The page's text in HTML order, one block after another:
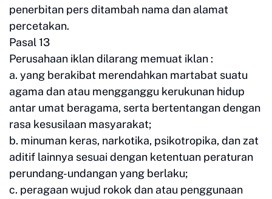
penerbitan pers ditambah nama dan alamat
percetakan.
Pasal 13
Perusahaan iklan dilarang memuat iklan :
a. yang berakibat merendahkan martabat suatu
agama dan atau mengganggu kerukunan hidup
antar umat beragama, serta bertentangan dengan
rasa kesusilaan masyarakat;
b. minuman keras, narkotika, psikotropika, dan zat
aditif lainnya sesuai dengan ketentuan peraturan
perundang-undangan yang berlaku;
c. peragaan wujud rokok dan atau penggunaan